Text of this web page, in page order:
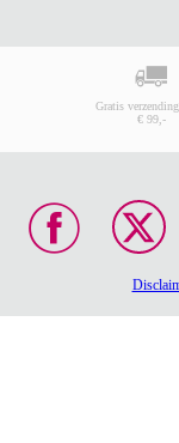
Gratis
€ 99,-